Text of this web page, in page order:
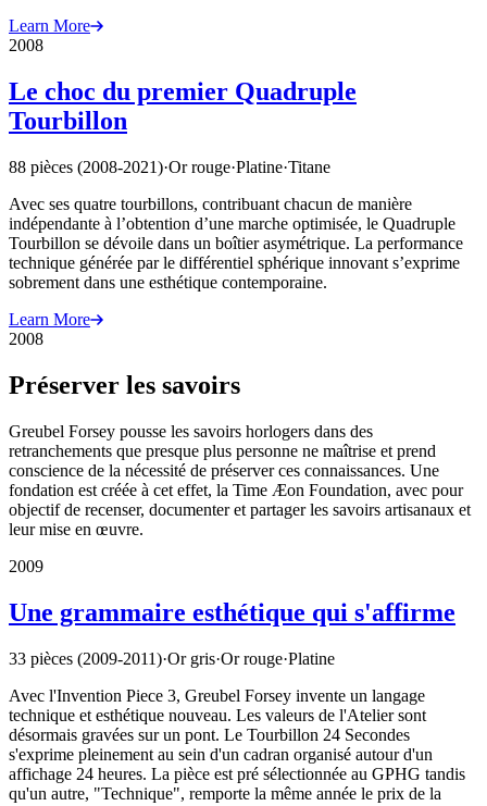
Learn More
2008
Le choc du premier Quadruple
Tourbillon
88 pièces (2008-2021)·Or rouge·Platine·Titane
Avec ses quatre tourbillons, contribuant chacun de manière
indépendante à l’obtention d’une marche optimisée, le Quadruple
Tourbillon se dévoile dans un boîtier asymétrique. La performance
technique générée par le différentiel sphérique innovant s’exprime
sobrement dans une esthétique contemporaine.
Learn More
2008
Préserver les savoirs
Greubel Forsey pousse les savoirs horlogers dans des
retranchements que presque plus personne ne maîtrise et prend
conscience de la nécessité de préserver ces connaissances. Une
fondation est créée à cet effet, la Time Æon Foundation, avec pour
objectif de recenser, documenter et partager les savoirs artisanaux et
leur mise en œuvre.
2009
Une grammaire esthétique qui s'affirme
33 pièces (2009-2011)·Or gris·Or rouge·Platine
Avec l'Invention Piece 3, Greubel Forsey invente un langage
technique et esthétique nouveau. Les valeurs de l'Atelier sont
désormais gravées sur un pont. Le Tourbillon 24 Secondes
s'exprime pleinement au sein d'un cadran organisé autour d'un
affichage 24 heures. La pièce est pré sélectionnée au GPHG tandis
qu'un autre, "Technique", remporte la même année le prix de la